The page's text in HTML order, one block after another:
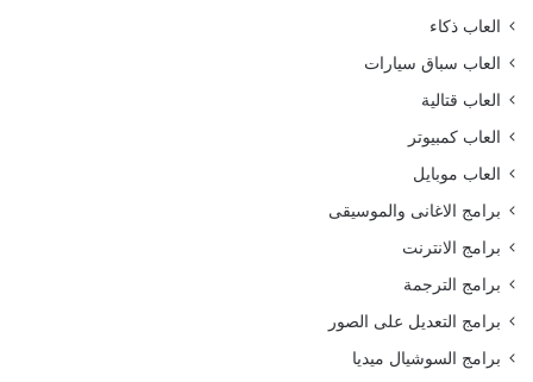
العاب ذكاء
العاب سباق سيارات
العاب قتالية
العاب كمبيوتر
العاب موبايل
برامج الاغانى والموسيقى
برامج الانترنت
برامج الترجمة
برامج التعديل على الصور
برامج السوشيال ميديا